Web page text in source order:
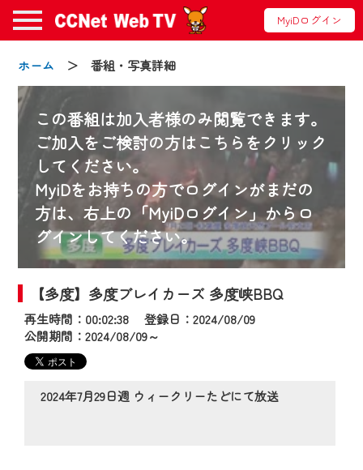
MyiDログイン
ホーム ＞ 番組・写真詳細
この番組は加入者様のみ閲覧できます。
ご加入をご検討の方はこちらをクリック
してください。
MyiDをお持ちの方でログインがまだの
方は、右上の「MyiDログイン」からロ
グインしてください。
【多度】多度ブレイカーズ 多度峡BBQ
再生時間：00:02:38 登録日：2024/08/09
公開期間：2024/08/09～
2024年7月29日週 ウィークリーたどにて放送
お知らせ
2024/09/02
動画配信サービス『CCNet Web TV』は2024
年9月24日からリニューアルします！
【変更点】
◆デザイン変更により、お住まいの地域
の動画コンテンツが一目瞭然。
◆当社アプリやＰＣブラウザから、いつ